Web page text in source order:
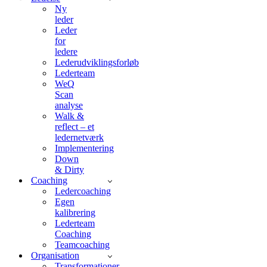
Ny
leder
Leder
for
ledere
Lederudviklingsforløb
Lederteam
WeQ
Scan
analyse
Walk &
reflect – et
ledernetværk
Implementering
Down
& Dirty
Coaching
Ledercoaching
Egen
kalibrering
Lederteam
Coaching
Teamcoaching
Organisation